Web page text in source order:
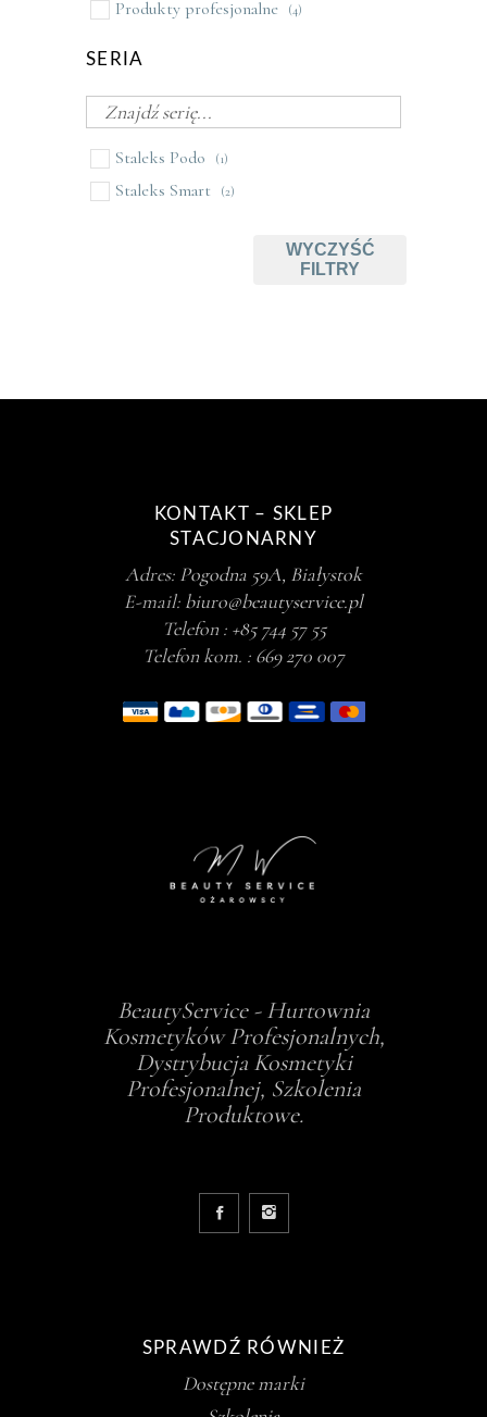
Produkty profesjonalne (4)
SERIA
Staleks Podo (1)
Staleks Smart (2)
WYCZYŚĆ
FILTRY
KONTAKT – SKLEP
STACJONARNY
Adres: Pogodna 59A, Białystok
E-mail: biuro@beautyservice.pl
Telefon : +85 744 57 55
Telefon kom. : 669 270 007
BeautyService - Hurtownia
Kosmetyków Profesjonalnych,
Dystrybucja Kosmetyki
Profesjonalnej, Szkolenia
Produktowe.
SPRAWDŹ RÓWNIEŻ
Dostępne marki